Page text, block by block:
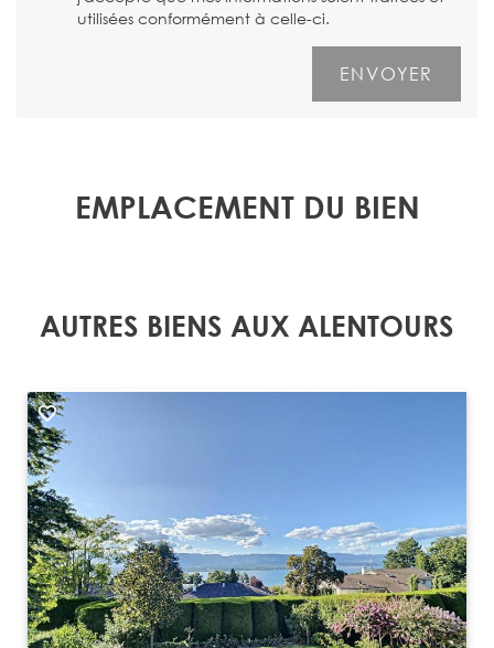
utilisées conformément à celle-ci.
EMPLACEMENT DU BIEN
AUTRES BIENS AUX ALENTOURS